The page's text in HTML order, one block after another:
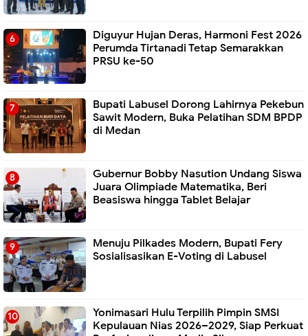
Diguyur Hujan Deras, Harmoni Fest 2026
Perumda Tirtanadi Tetap Semarakkan
PRSU ke-50
Bupati Labusel Dorong Lahirnya Pekebun
Sawit Modern, Buka Pelatihan SDM BPDP
di Medan
Gubernur Bobby Nasution Undang Siswa
Juara Olimpiade Matematika, Beri
Beasiswa hingga Tablet Belajar
Menuju Pilkades Modern, Bupati Fery
Sosialisasikan E-Voting di Labusel
Yonimasari Hulu Terpilih Pimpin SMSI
Kepulauan Nias 2026–2029, Siap Perkuat